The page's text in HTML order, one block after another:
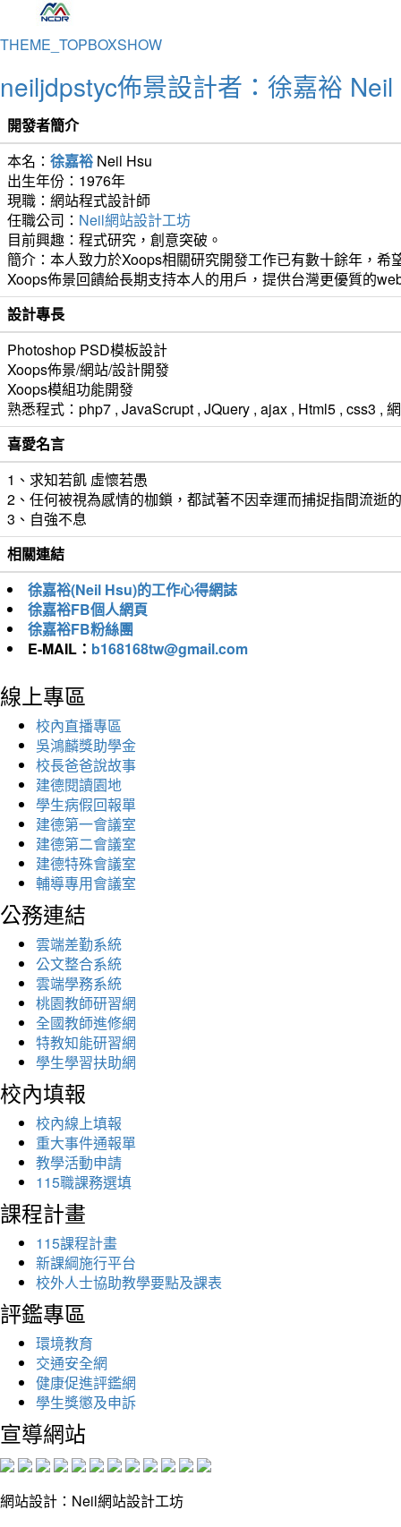
THEME_TOPBOXSHOW
neiljdpstyc佈景設計者：徐嘉裕
開發者簡介
本名： 徐嘉裕 Neil Hsu
出生年份：1976年
現職：網站程式設計師
任職公司： Neil網站設計工坊
目前興趣：程式研究，創意突破。
簡介：本人致力於Xoops相關研究開發工作已有數十餘年，
Xoops佈景回饋給長期支持本人的用戶，提供台灣更優質的
設計專長
Photoshop PSD模板設計
Xoops佈景/網站/設計開發
Xoops模組功能開發
熟悉程式：php7 , JavaScrupt , JQuery , ajax , Html5 , css3 ,
喜愛名言
1、求知若飢 虛懷若愚
2、任何被視為感情的枷鎖，都試著不因幸運而捕捉指間流逝
3、自強不息
相關連結
徐嘉裕(Neil Hsu)的工作心得網誌
徐嘉裕FB個人網頁
徐嘉裕FB粉絲團
E-MAIL： b168168tw@gmail.com
線上專區
校內直播專區
吳鴻麟獎助學金
校長爸爸說故事
建德閱讀園地
學生病假回報單
建德第一會議室
建德第二會議室
建德特殊會議室
輔導專用會議室
公務連結
雲端差勤系統
公文整合系統
雲端學務系統
桃園教師研習網
全國教師進修網
特教知能研習網
學生學習扶助網
校內填報
校內線上填報
重大事件通報單
教學活動申請
115職課務選填
課程計畫
115課程計畫
新課綱施行平台
校外人士協助教學要點及課表
評鑑專區
環境教育
交通安全網
健康促進評鑑網
學生獎懲及申訴
宣導網站
網站設計：Neil網站設計工坊